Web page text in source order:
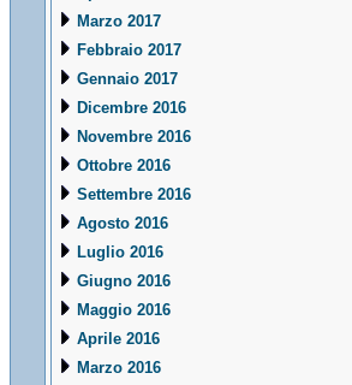
Marzo 2017
Febbraio 2017
Gennaio 2017
Dicembre 2016
Novembre 2016
Ottobre 2016
Settembre 2016
Agosto 2016
Luglio 2016
Giugno 2016
Maggio 2016
Aprile 2016
Marzo 2016